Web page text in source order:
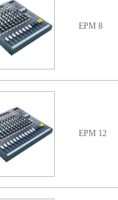
EPM 8
EPM 12